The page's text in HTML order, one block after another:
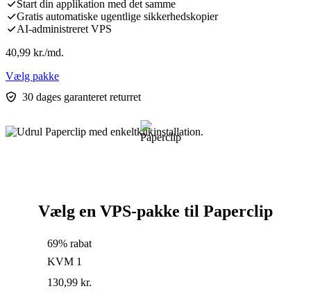
Start din applikation med det samme
Gratis automatiske ugentlige sikkerhedskopier
AI-administreret VPS
40,99 kr./md.
Vælg pakke
30 dages garanteret returret
Vælg en VPS-pakke til Paperclip
69% rabat
KVM 1
130,99 kr.